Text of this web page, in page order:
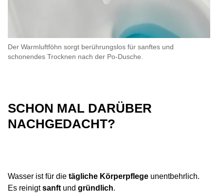
Der Warmluftföhn sorgt berührungslos für sanftes und
schonendes Trocknen nach der Po-Dusche.​
SCHON MAL DARÜBER
NACHGEDACHT?
Wasser ist für die tägliche Körperpflege unentbehrlich.
Es reinigtsanft​ und gründlich.